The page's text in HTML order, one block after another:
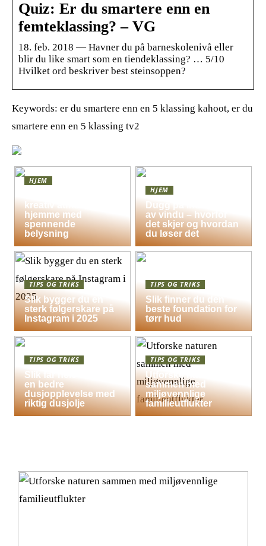
Quiz: Er du smartere enn en
femteklassing? – VG
18. feb. 2018 — Havner du på barneskolenivå eller
blir du like smart som en tiendeklassing? … 5/10
Hvilket ord beskriver best steinsoppen?
Keywords: er du smartere enn en 5 klassing kahoot, er du
smartere enn en 5 klassing tv2
HJEM
kreativ atmosfære
hjemme med
spennende
belysning
HJEM
Dugg på indersiden
av vindu – hvorfor
det skjer og hvordan
du løser det
TIPS OG TRIKS
Slik bygger du en
sterk følgerskare på
Instagram i 2025
TIPS OG TRIKS
Slik finner du den
beste foundation for
tørr hud
TIPS OG TRIKS
Slik får hele familien
en bedre
dusjopplevelse med
riktig dusjolje
TIPS OG TRIKS
Utforske naturen
sammen med
miljøvennlige
familieutflukter